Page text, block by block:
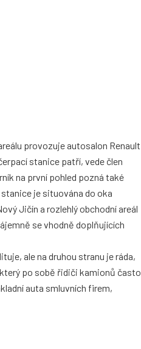
provozuje autosalon Renault
stanice patří, vede člen
na první pohled pozná také
je situována do oka
Jičín a rozlehlý obchodní areál
se vhodně doplňujících
ale na druhou stranu je ráda,
po sobě řidiči kamionů často
auta smluvních firem,